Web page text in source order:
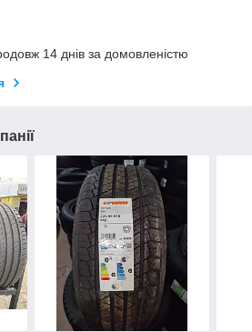
14 днів за домовленістю